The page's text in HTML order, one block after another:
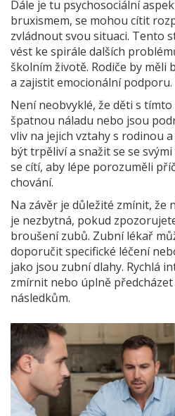
Dále je tu psychosociální
bruxismem, se mohou cítit
zvládnout svou situaci. Tento
vést ke spirále dalších
školním životě. Rodiče by měli
a zajistit emocionální podporu.
Není neobvyklé, že děti s
špatnou náladu nebo jsou
vliv na jejich vztahy s rodinou
být trpěliví a snažit se se
se cítí, aby lépe porozuměli
chování.
Na závěr je důležité zmínit, že
je nezbytná, pokud
broušení zubů. Zubní lékař
doporučit specifické léčení
jako jsou zubní dlahy. Rychlá
zmírnit nebo úplně
následkům.